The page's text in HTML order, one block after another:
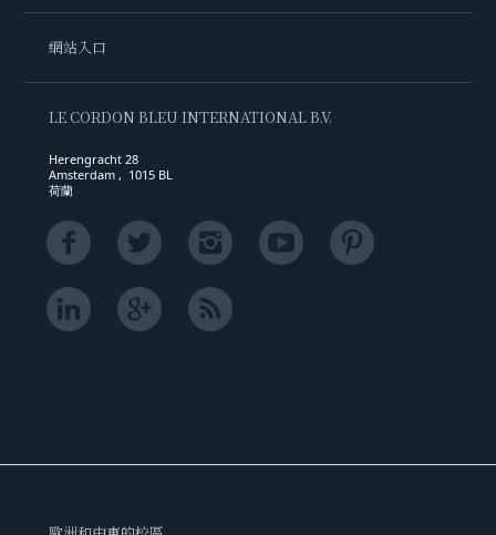
網站入口
LE CORDON BLEU INTERNATIONAL B.V.
Herengracht 28
Amsterdam , 1015 BL
荷蘭